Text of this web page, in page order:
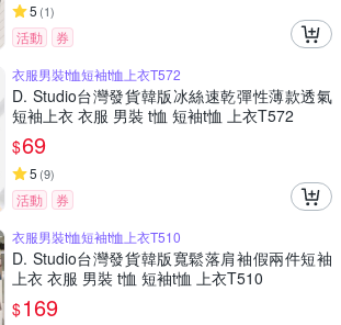
5 (1)
活動
券
衣服男裝t恤短袖t恤上衣T572
D. Studio台灣發貨韓版冰絲速乾彈性薄款透氣
短袖上衣 衣服 男裝 t恤 短袖t恤 上衣T572
$69
5 (9)
活動
券
衣服男裝t恤短袖t恤上衣T510
D. Studio台灣發貨韓版寬鬆落肩袖假兩件短袖
上衣 衣服 男裝 t恤 短袖t恤 上衣T510
$169